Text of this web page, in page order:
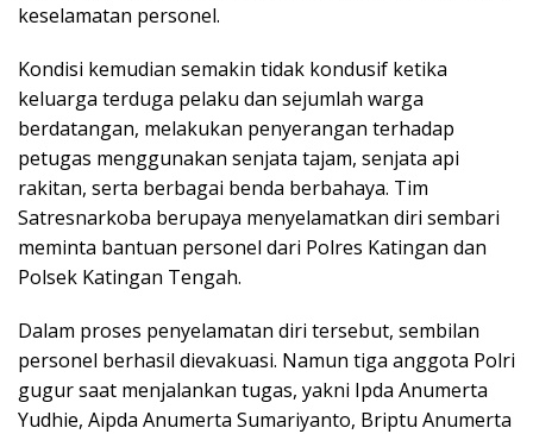
keselamatan personel.
Kondisi kemudian semakin tidak kondusif ketika
keluarga terduga pelaku dan sejumlah warga
berdatangan, melakukan penyerangan terhadap
petugas menggunakan senjata tajam, senjata api
rakitan, serta berbagai benda berbahaya. Tim
Satresnarkoba berupaya menyelamatkan diri sembari
meminta bantuan personel dari Polres Katingan dan
Polsek Katingan Tengah.
Dalam proses penyelamatan diri tersebut, sembilan
personel berhasil dievakuasi. Namun tiga anggota Polri
gugur saat menjalankan tugas, yakni Ipda Anumerta
Yudhie, Aipda Anumerta Sumariyanto, Briptu Anumerta